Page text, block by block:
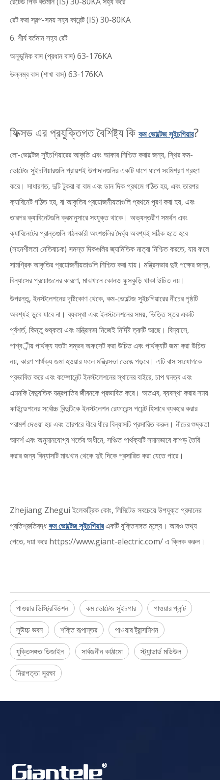
রেট করা স্বল্প-সময় সহ্য কারেন্ট (IS) 30-80KA
6. শীর্ষ বর্তমান সহ্য রেট
অনুভূমিক বাস (প্রধান বাস) 63-176KA
উল্লম্ব বাস (শাখা বাস) 63-176KA
ফিক্সড এর প্রযুক্তিগত বৈশিষ্ট্য কি কম ভোল্টেজ সুইচগিয়ার?
লো-ভোল্টেজ সুইচগিয়ারের আকৃতি এবং আকার নিশ্চিত করার জন্য, স্থির কম-
ভোল্টেজ সুইচগিয়ারগুলি প্রায়শই উপাদানগুলির একটি ধাপে ধাপে সংমিশ্রণ গ্রহণ
করে। সাধারণত, দুটি টুকরা বা বাম এবং ডান দিক প্রথমে গঠিত হয়, এবং তারপর
ক্যাবিনেট গঠিত হয়, বা আকৃতির প্রয়োজনীয়তাগুলি প্রথমে পূরণ করা হয়, এবং
তারপর ক্যাবিনেটগুলি ক্রমানুসারে সংযুক্ত থাকে। অভ্যন্তরীণ সমর্থন এবং
ক্যাবিনেটের প্রান্তগুলি গঠনকারী অংশগুলির দৈর্ঘ্য অবশ্যই সঠিক হতে হবে
(সহনশীলতা নেতিবাচক) সমস্ত দিকগুলির জ্যামিতিক মাত্রা নিশ্চিত করতে, যার ফলে
সামগ্রিক আকৃতির প্রয়োজনীয়তাগুলি নিশ্চিত করা যায়। মন্ত্রিসভার দুই পক্ষের জন্য,
বিন্যাসের প্রয়োজনের কারণে, মাঝখানে কোনও ফুসকুড়ি থাকা উচিত নয়।
উপরন্তু, ইনস্টলেশনের দৃষ্টিকোণ থেকে, কম-ভোল্টেজ সুইচগিয়ারের নীচের পৃষ্ঠটি
অবশ্যই ডুবে যাবে না। ব্যবস্থা এবং ইনস্টলেশনের সময়, ভিত্তি স্তর একটি
পূর্বশর্ত, কিন্তু শুষ্কতা এবং মন্ত্রিসভা নিজেই নির্দিষ্ট ত্রুটি আছে। বিন্যাসে,
পাশ্বর্ীয় পার্থক্য যতটা সম্ভব অফসেট করা উচিত এবং পার্থক্যটি জমা করা উচিত
নয়, কারণ পার্থক্য জমা হওয়ার ফলে মন্ত্রিসভা ভেঙে পড়বে। এটি বাস সংযোগকে
প্রভাবিত করে এবং কম্পোনেন্ট ইনস্টলেশনের স্থানের বাইরে, চাপ ঘনত্ব এবং
এমনকি বৈদ্যুতিক যন্ত্রপাতির জীবনকে প্রভাবিত করে। অতএব, ব্যবস্থা করার সময়
ফাউন্ডেশনের সর্বোচ্চ বিন্দুটিকে ইনস্টলেশন রেফারেন্স পয়েন্ট হিসাবে ব্যবহার করার
পরামর্শ দেওয়া হয় এবং তারপরে ধীরে ধীরে বিন্যাসটি প্রসারিত করুন। নীচের শুষ্কতা
আদর্শ এবং অনুমানযোগ্য শর্তের অধীনে, সঞ্চিত পার্থক্যটি সমানভাবে কাপড় তৈরি
করার জন্য বিন্যাসটি মাঝখান থেকে দুই দিকে প্রসারিত করা যেতে পারে।
Zhejiang Zhegui ইলেকট্রিক কোং, লিমিটেড সবচেয়ে উপযুক্ত প্রদানের
প্রতিশ্রুতিবদ্ধকম ভোল্টেজ সুইচগিয়ারএকটি যুক্তিসঙ্গত মূল্যে। আরও তথ্য
পেতে, দয়া করে https://www.giant-electric.com/ এ ক্লিক করুন।
পাওয়ার ডিস্ট্রিবিউশন কম ভোল্টেজ সুইচগার
পাওয়ার প্লান্ট
সুউচ্চ ভবন
শক্তি রূপান্তর
পাওয়ার ট্রান্সমিশন
যুক্তিসঙ্গত ডিজাইন
সার্বজনীন কাঠামো
স্ট্যান্ডার্ড মডিউল
নিরাপত্তা সুরক্ষা